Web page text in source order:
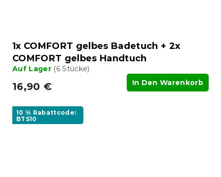
1x COMFORT gelbes Badetuch + 2x
COMFORT gelbes Handtuch
Auf Lager (6 Stücke)
16,90 € In Den Warenkorb
10 % Rabattcode:
BTS10